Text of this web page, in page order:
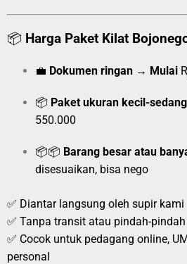
📦 Harga Paket Kilat
💼 Dokumen ringan → Mulai
📦 Paket ukuran kecil-sedang
550.000
📦📦 Barang besar atau
disesuaikan, bisa nego
✅ Diantar langsung oleh supir kami
✅ Tanpa transit atau pindah-
✅ Cocok untuk pedagang online,
personal